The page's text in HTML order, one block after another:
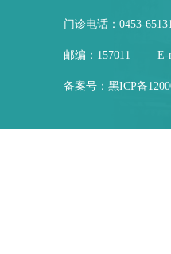
门诊电话：0453-
邮编：157011 E-
备案号： 黑ICP备